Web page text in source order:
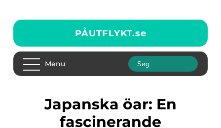
PÅUTFLYKT.se
Menu
Japanska öar: En
fascinerande